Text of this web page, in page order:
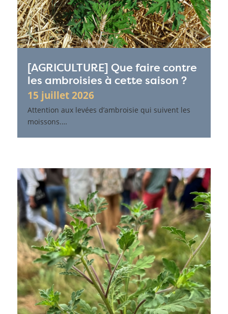
[AGRICULTURE] Que faire contre
les ambroisies à cette saison ?
15 juillet 2026
Attention aux levées d’ambroisie qui suivent les
moissons.…